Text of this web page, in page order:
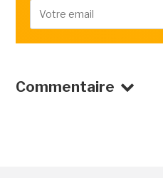
Commentaire